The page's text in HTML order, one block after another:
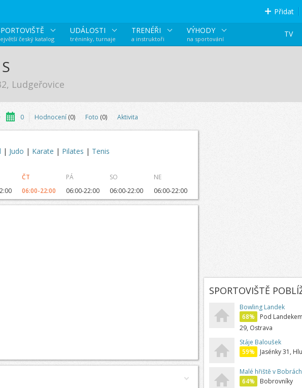
Přidat
český katalog
UDÁLOSTI
tréninky, turnaje
TRENÉŘI
a instruktoři
VÝHODY
na sportování
TV
Ludgeřovice
0 Hodnocení(0) Foto (0) Aktivita
| Judo | Karate | Pilates | Tenis
ČT PÁ SO
NE
06:00-22:00 06:00-22:00 06:00-22:00 06:00-22:00
SPORTOVIŠTĚ
Bowling Landek
68%
Pod
29, Ostrava
Stáje Baloušek
59%
Jasénky 31,
Malé hřiště v
64%
Bobrovníky